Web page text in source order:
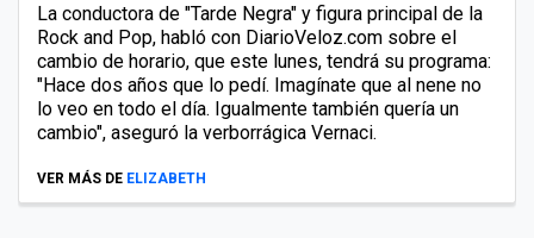
La conductora de "Tarde Negra" y figura principal de la
Rock and Pop, habló con DiarioVeloz.com sobre el
cambio de horario, que este lunes, tendrá su programa:
"Hace dos años que lo pedí. Imagínate que al nene no
lo veo en todo el día. Igualmente también quería un
cambio", aseguró la verborrágica Vernaci.
VER MÁS DE ELIZABETH